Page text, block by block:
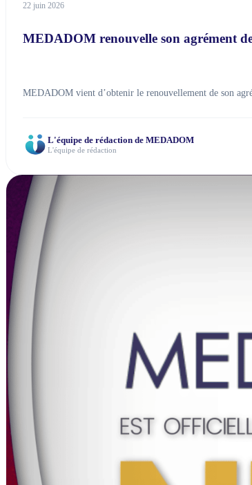
22 juin 2026
MEDADOM renouvelle son agrément
MEDADOM vient d’obtenir le renouvellement de son
L'équipe de rédaction de MEDADOM
L'équipe de rédaction